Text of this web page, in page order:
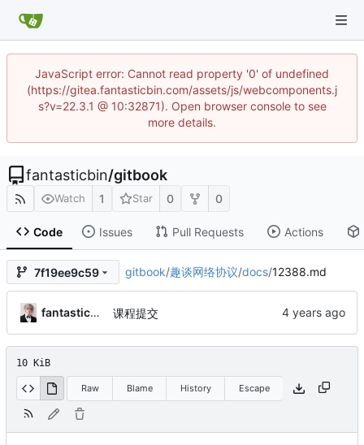
JavaScript error: Cannot read property '0' of undefined
(https://gitea.fantasticbin.com/assets/js/webcomponents.j
s?v=22.3.1 @ 10:32871). Open browser console to see
more details.
fantasticbin/gitbook
Watch 1 Star 0 0
Code Issues Pull Requests Actions
7f19ee9c59 gitbook/趣谈网络协议/docs/12388.md
fantasticbin 课程提交
10 KiB
Raw Blame History Escape